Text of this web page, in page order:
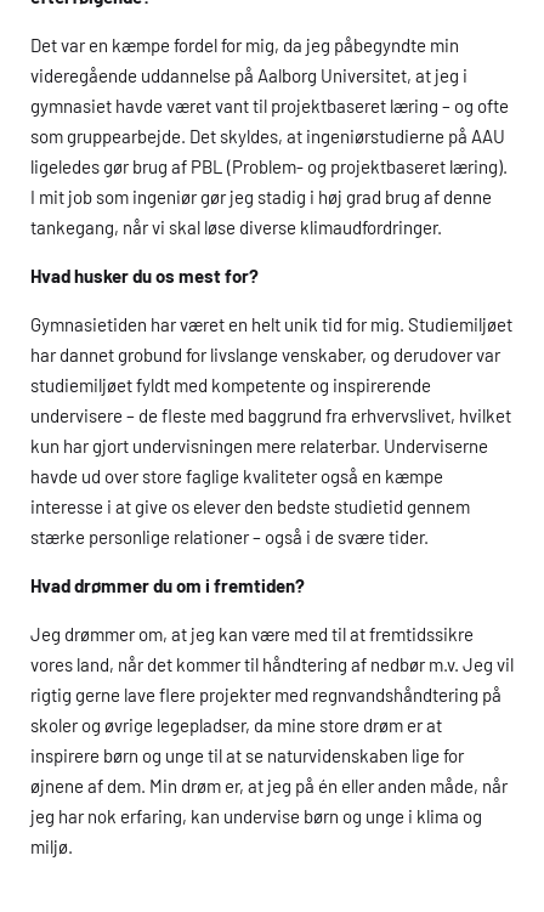
Det var en kæmpe fordel for mig, da jeg påbegyndte min
videregående uddannelse på Aalborg Universitet, at jeg i
gymnasiet havde været vant til projektbaseret læring – og ofte
som gruppearbejde. Det skyldes, at ingeniørstudierne på AAU
ligeledes gør brug af PBL (Problem- og projektbaseret læring).
I mit job som ingeniør gør jeg stadig i høj grad brug af denne
tankegang, når vi skal løse diverse klimaudfordringer.
Hvad husker du os mest for?
Gymnasietiden har været en helt unik tid for mig. Studiemiljøet
har dannet grobund for livslange venskaber, og derudover var
studiemiljøet fyldt med kompetente og inspirerende
undervisere – de fleste med baggrund fra erhvervslivet, hvilket
kun har gjort undervisningen mere relaterbar. Underviserne
havde ud over store faglige kvaliteter også en kæmpe
interesse i at give os elever den bedste studietid gennem
stærke personlige relationer – også i de svære tider.
Hvad drømmer du om i fremtiden?
Jeg drømmer om, at jeg kan være med til at fremtidssikre
vores land, når det kommer til håndtering af nedbør m.v. Jeg vil
rigtig gerne lave flere projekter med regnvandshåndtering på
skoler og øvrige legepladser, da mine store drøm er at
inspirere børn og unge til at se naturvidenskaben lige for
øjnene af dem. Min drøm er, at jeg på én eller anden måde, når
jeg har nok erfaring, kan undervise børn og unge i klima og
miljø.